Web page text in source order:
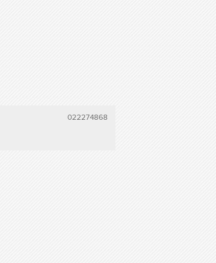
022274868